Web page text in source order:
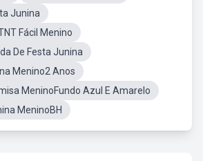
Junina
Fácil Menino
De Festa Junina
Menino2 Anos
MeninoFundo Azul E Amarelo
MeninoBH